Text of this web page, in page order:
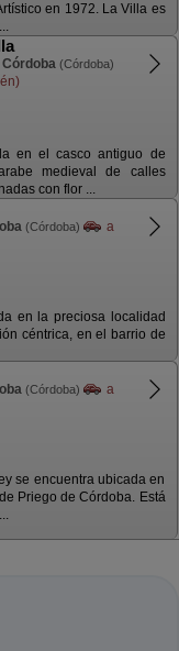
en 1972. La Villa es
Córdoba (Córdoba)
en el casco antiguo de
medieval de calles
con flor ...
(Córdoba)
a
en la preciosa localidad
céntrica, en el barrio de
(Córdoba)
a
se encuentra ubicada en
Priego de Córdoba. Está